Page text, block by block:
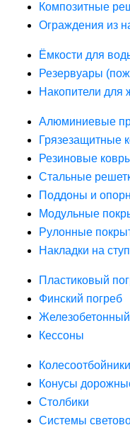
Композитные
Ограждения из
Ёмкости для
Резервуары
Накопители для
Алюминиевые
Грязезащитные
Резиновые
Стальные
Поддоны и
Модульные
Рулонные
Накладки на
Пластиковый
Финский погреб
Кессоны
Колесоотбойники
Конусы
Столбики
Системы